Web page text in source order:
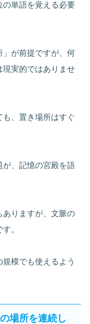
の単語を覚える必要
」が前提ですが、何
現実的ではありませ
も、置き場所はすぐ
が、記憶の宮殿を語
ありますが、文脈の
。
模でも使えるよう
場所を連続し